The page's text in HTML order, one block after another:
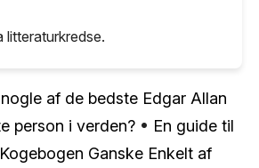
af de bedste Edgar Allan
person i verden? • En guide til
Ganske Enkelt af